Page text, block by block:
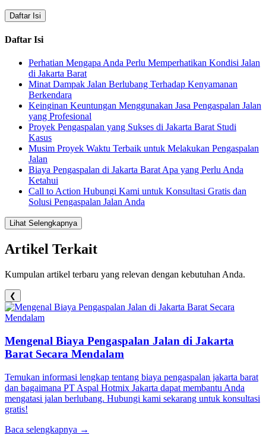
Daftar Isi
Daftar Isi
Perhatian Mengapa Anda Perlu Memperhatikan Kondisi Jalan
di Jakarta Barat
Minat Dampak Jalan Berlubang Terhadap Kenyamanan
Berkendara
Keinginan Keuntungan Menggunakan Jasa Pengaspalan Jalan
yang Profesional
Proyek Pengaspalan yang Sukses di Jakarta Barat Studi
Kasus
Musim Proyek Waktu Terbaik untuk Melakukan Pengaspalan
Jalan
Biaya Pengaspalan di Jakarta Barat Apa yang Perlu Anda
Ketahui
Call to Action Hubungi Kami untuk Konsultasi Gratis dan
Solusi Pengaspalan Jalan Anda
Lihat Selengkapnya
Artikel Terkait
Kumpulan artikel terbaru yang relevan dengan kebutuhan Anda.
❮
Mengenal Biaya Pengaspalan Jalan di Jakarta
Barat Secara Mendalam
Temukan informasi lengkap tentang biaya pengaspalan jakarta barat
dan bagaimana PT Aspal Hotmix Jakarta dapat membantu Anda
mengatasi jalan berlubang. Hubungi kami sekarang untuk konsultasi
gratis!
Baca selengkapnya →